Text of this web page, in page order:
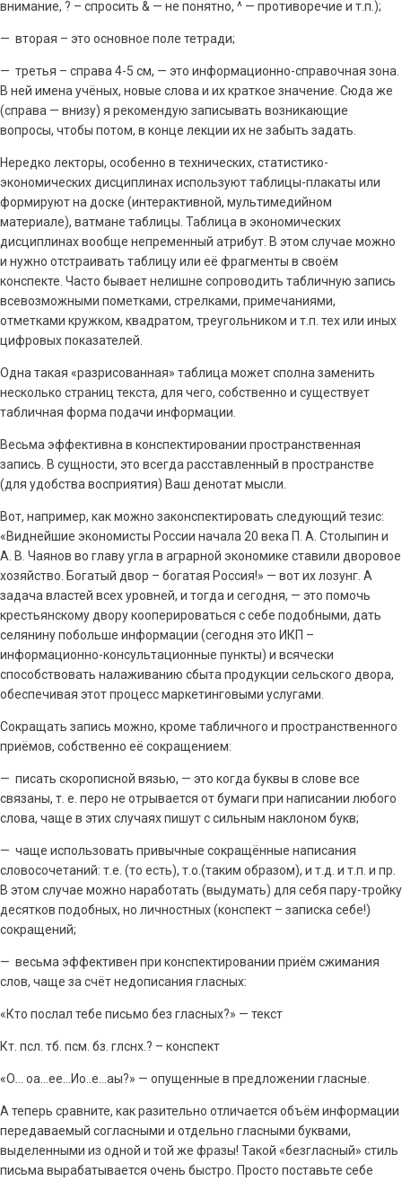
внимание, ? – спросить & — не понятно, ^ — противоречие и т.п.);
— вторая – это основное поле тетради;
— третья – справа 4-5 см, — это информационно-справочная зона.
В ней имена учёных, новые слова и их краткое значение. Сюда же
(справа — внизу) я рекомендую записывать возникающие
вопросы, чтобы потом, в конце лекции их не забыть задать.
Нередко лекторы, особенно в технических, статистико-
экономических дисциплинах используют таблицы-плакаты или
формируют на доске (интерактивной, мультимедийном
материале), ватмане таблицы. Таблица в экономических
дисциплинах вообще непременный атрибут. В этом случае можно
и нужно отстраивать таблицу или её фрагменты в своём
конспекте. Часто бывает нелишне сопроводить табличную запись
всевозможными пометками, стрелками, примечаниями,
отметками кружком, квадратом, треугольником и т.п. тех или иных
цифровых показателей.
Одна такая «разрисованная» таблица может сполна заменить
несколько страниц текста, для чего, собственно и существует
табличная форма подачи информации.
Весьма эффективна в конспектировании пространственная
запись. В сущности, это всегда расставленный в пространстве
(для удобства восприятия) Ваш денотат мысли.
Вот, например, как можно законспектировать следующий тезис:
«Виднейшие экономисты России начала 20 века П. А. Столыпин и
А. В. Чаянов во главу угла в аграрной экономике ставили дворовое
хозяйство. Богатый двор – богатая Россия!» — вот их лозунг. А
задача властей всех уровней, и тогда и сегодня, — это помочь
крестьянскому двору кооперироваться с себе подобными, дать
селянину побольше информации (сегодня это ИКП –
информационно-консультационные пункты) и всячески
способствовать налаживанию сбыта продукции сельского двора,
обеспечивая этот процесс маркетинговыми услугами.
Сокращать запись можно, кроме табличного и пространственного
приёмов, собственно её сокращением:
— писать скорописной вязью, — это когда буквы в слове все
связаны, т. е. перо не отрывается от бумаги при написании любого
слова, чаще в этих случаях пишут с сильным наклоном букв;
— чаще использовать привычные сокращённые написания
словосочетаний: т.е. (то есть), т.о.(таким образом), и т.д. и т.п. и пр.
В этом случае можно наработать (выдумать) для себя пару-тройку
десятков подобных, но личностных (конспект – записка себе!)
сокращений;
— весьма эффективен при конспектировании приём сжимания
слов, чаще за счёт недописания гласных:
«Кто послал тебе письмо без гласных?» — текст
Кт. псл. тб. псм. бз. глснх.? – конспект
«О… оа…ее…Ио..е…аы?» — опущенные в предложении гласные.
А теперь сравните, как разительно отличается объём информации
передаваемый согласными и отдельно гласными буквами,
выделенными из одной и той же фразы! Такой «безгласный» стиль
письма вырабатывается очень быстро. Просто поставьте себе